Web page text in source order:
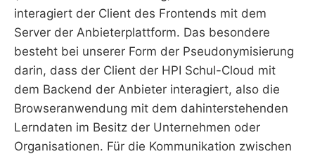
interagiert der Client des Frontends mit dem
Server der Anbieterplattform. Das besondere
besteht bei unserer Form der Pseudonymisierung
darin, dass der Client der HPI Schul-Cloud mit
dem Backend der Anbieter interagiert, also die
Browseranwendung mit dem dahinterstehenden
Lerndaten im Besitz der Unternehmen oder
Organisationen. Für die Kommunikation zwischen